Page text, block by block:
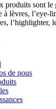
produits sont le
à lèvres, l’eye-
l’highlighter,
de nous